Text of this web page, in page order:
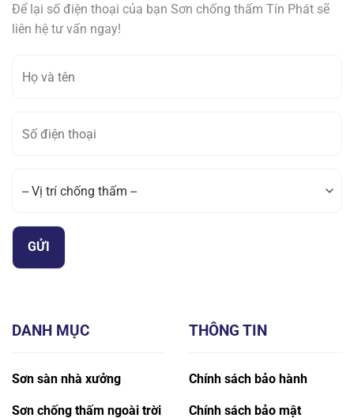
DANH MỤC
Sơn sàn nhà xưởng
Sơn chống thấm ngoài trời
THÔNG TIN
Chính sách bảo hành
Chính sách bảo mật
Để lại số điện thoại của bạn Sơn chống thấm Tín Phát sẽ
liên hệ tư vấn ngay!